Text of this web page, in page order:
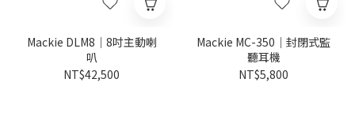
Mackie DLM8｜8吋主動喇
叭
NT$42,500
Mackie MC-350｜封閉式監
聽耳機
NT$5,800